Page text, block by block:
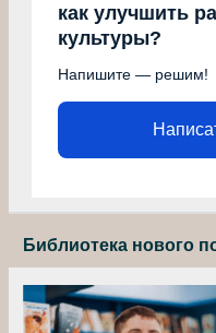
как улучшить
культуры?
Напишите — решим!
Библиотека нового